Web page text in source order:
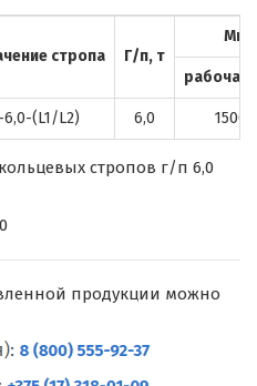
стропа Г/п, т
рабочая
(L1/L2) 6,0 1500
стропов г/п 6,0
продукции можно